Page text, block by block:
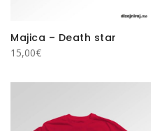
Majica – Death star
15,00€